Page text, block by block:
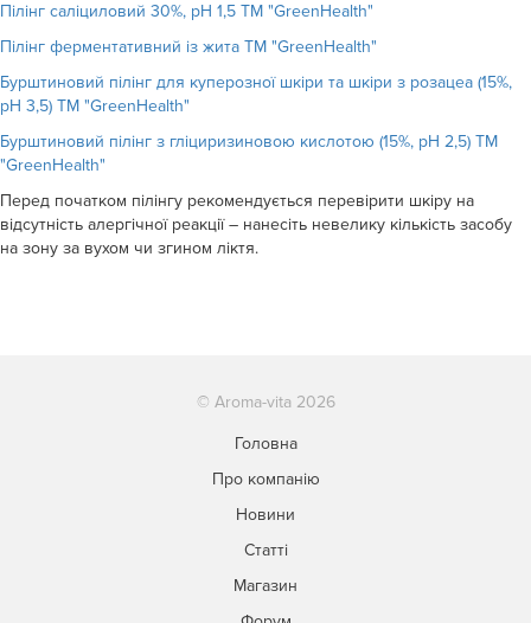
Пілінг саліциловий 30%, рН 1,5 ТМ "GreenHealth"
Пілінг ферментативний із жита ТМ "GreenHealth"
Бурштиновий пілінг для куперозної шкіри та шкіри з розацеа (15%,
рН 3,5) ТМ "GreenHealth"
Бурштиновий пілінг з гліциризиновою кислотою (15%, рН 2,5) ТМ
"GreenHealth"
Перед початком пілінгу рекомендується перевірити шкіру на
відсутність алергічної реакції – нанесіть невелику кількість засобу
на зону за вухом чи згином ліктя.
© Aroma-vita 2026
Головна
Про компанію
Новини
Статті
Магазин